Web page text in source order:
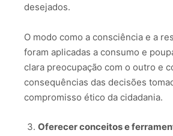
desejados.
O modo como a consciência e a
foram aplicadas a consumo e
clara preocupação com o outro e
consequências das decisões
compromisso ético da cidadania.
Oferecer conceitos e